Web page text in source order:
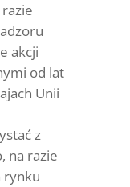
akcji
od lat
Unii
z
na razie
rynku